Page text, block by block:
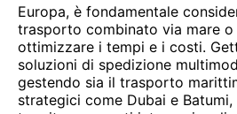
Europa, è fondamentale
trasporto combinato via mare o
ottimizzare i tempi e i costi.
soluzioni di spedizione
gestendo sia il trasporto
strategici come Dubai e